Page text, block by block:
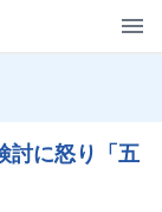
討に怒り「五